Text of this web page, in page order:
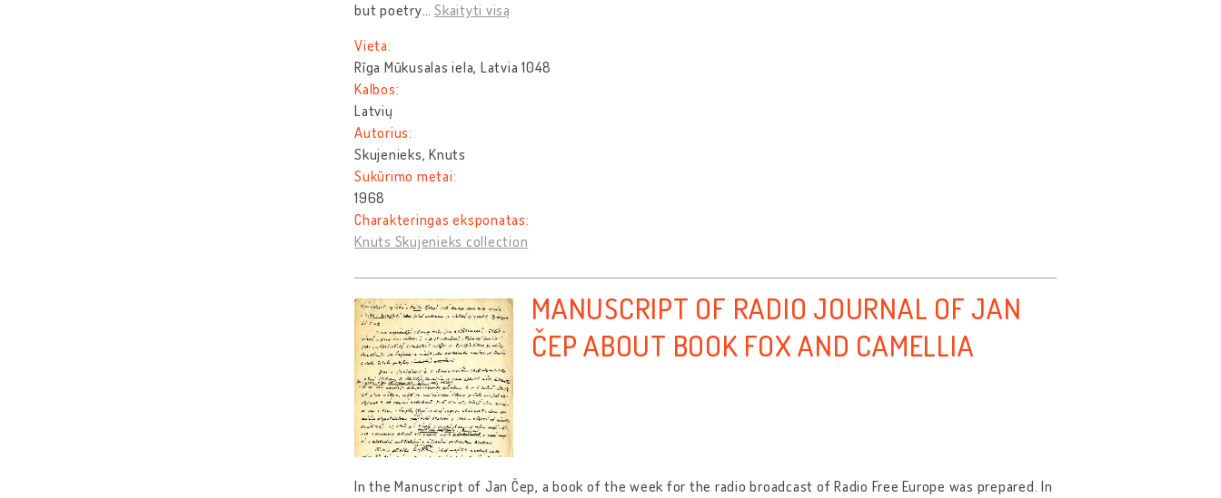
but poetry… Skaityti visą
Vieta:
Rīga Mūkusalas iela, Latvia 1048
Kalbos:
Latvių
Autorius:
Skujenieks, Knuts
Sukūrimo metai:
1968
Charakteringas eksponatas:
Knuts Skujenieks collection
MANUSCRIPT OF RADIO JOURNAL OF JAN
ČEP ABOUT BOOK FOX AND CAMELLIA
In the Manuscript of Jan Čep, a book of the week for the radio broadcast of Radio Free Europe was prepared. In